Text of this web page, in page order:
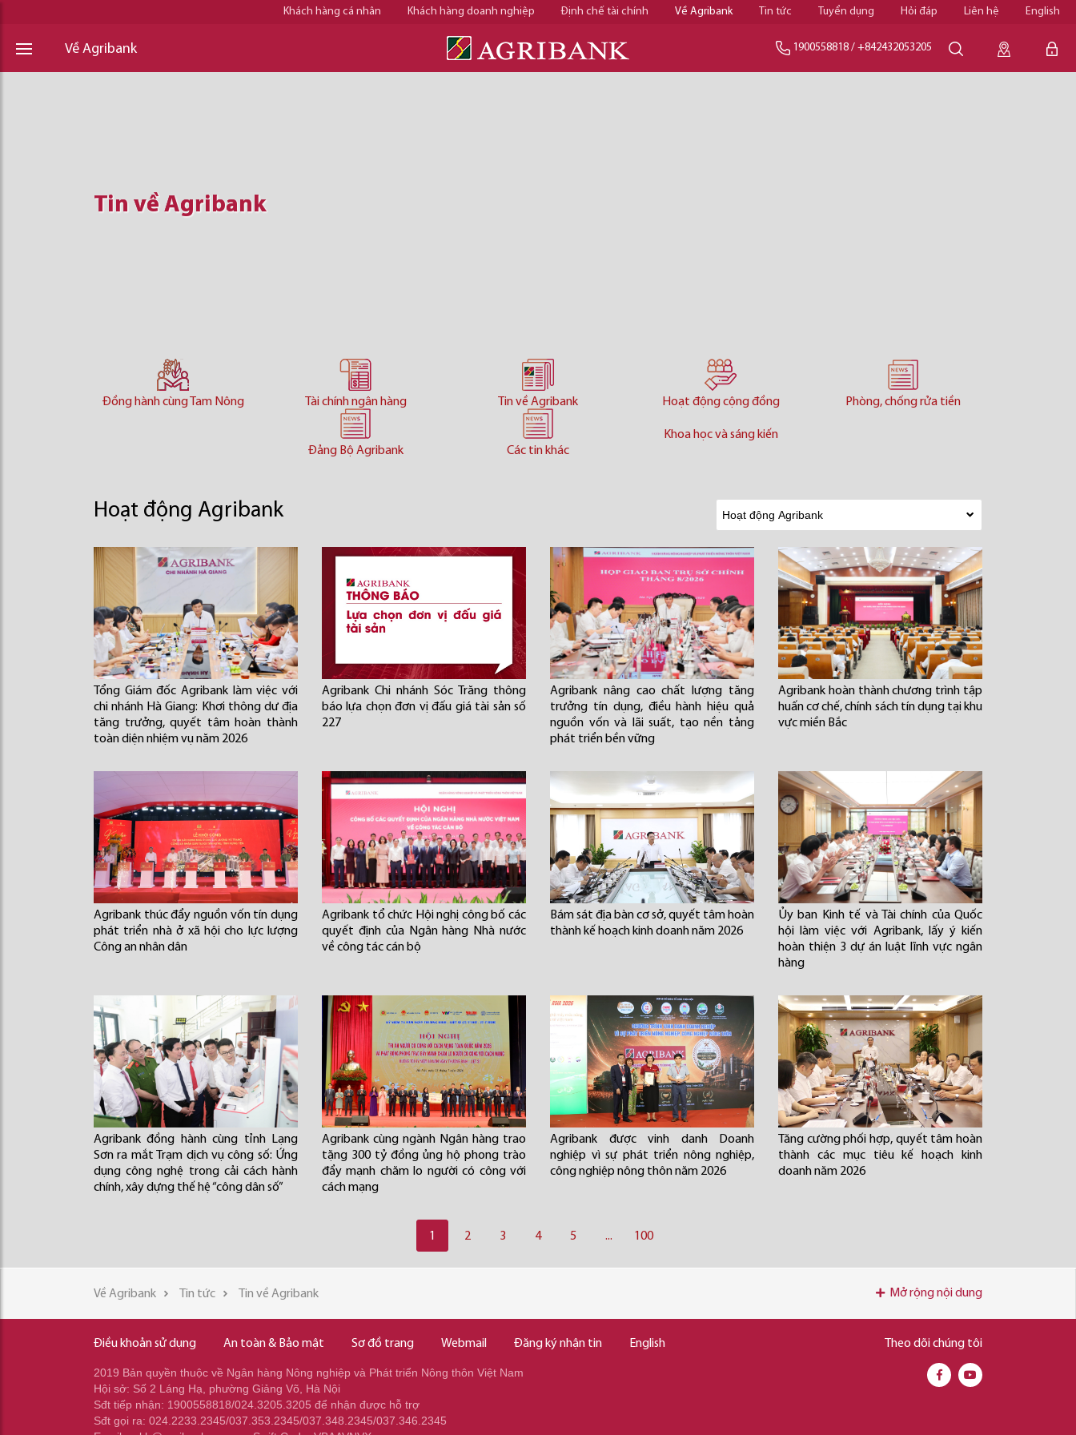
Khách hàng cá nhân Khách hàng doanh nghiệp Định chế tài chính Về Agribank Tin tức Tuyển dụng Hỏi đáp Liên hệ English
Về Agribank 1900558818 / +842432053205
Tin về Agribank
Tin về Agribank
Tin về Agribank
Đồng hành cùng Tam Nông Tài chính ngân hàng Tin về Agribank Hoạt động cộng đồng Phòng, chống rửa tiền
Đảng Bộ Agribank Các tin khác
Khoa học và sáng kiến
Hoạt động Agribank
Tổng Giám đốc Agribank làm việc với
chi nhánh Hà Giang: Khơi thông dư địa
tăng trưởng, quyết tâm hoàn thành
toàn diện nhiệm vụ năm 2026
Agribank Chi nhánh Sóc Trăng thông
báo lựa chọn đơn vị đấu giá tài sản số
227
Agribank nâng cao chất lượng tăng
trưởng tín dụng, điều hành hiệu quả
nguồn vốn và lãi suất, tạo nền tảng
phát triển bền vững
Agribank hoàn thành chương trình tập
huấn cơ chế, chính sách tín dụng tại khu
vực miền Bắc
Agribank thúc đẩy nguồn vốn tín dụng
phát triển nhà ở xã hội cho lực lượng
Công an nhân dân
Agribank tổ chức Hội nghị công bố các
quyết định của Ngân hàng Nhà nước
về công tác cán bộ
Bám sát địa bàn cơ sở, quyết tâm hoàn
thành kế hoạch kinh doanh năm 2026
Ủy ban Kinh tế và Tài chính của Quốc
hội làm việc với Agribank, lấy ý kiến
hoàn thiện 3 dự án luật lĩnh vực ngân
hàng
Agribank đồng hành cùng tỉnh Lạng
Sơn ra mắt Trạm dịch vụ công số: Ứng
dụng công nghệ trong cải cách hành
chính, xây dựng thế hệ “công dân số”
Agribank cùng ngành Ngân hàng trao
tặng 300 tỷ đồng ủng hộ phong trào
đẩy mạnh chăm lo người có công với
cách mạng
Agribank được vinh danh Doanh
nghiệp vì sự phát triển nông nghiệp,
công nghiệp nông thôn năm 2026
Tăng cường phối hợp, quyết tâm hoàn
thành các mục tiêu kế hoạch kinh
doanh năm 2026
1 2 3 4 5 ... 100
Về Agribank Tin tức Tin về Agribank Mở rộng nội dung
Điều khoản sử dụng An toàn & Bảo mật Sơ đồ trang Webmail Đăng ký nhận tin English
2019 Bản quyền thuộc về Ngân hàng Nông nghiệp và Phát triển Nông thôn Việt Nam
Hội sở: Số 2 Láng Hạ, phường Giảng Võ, Hà Nội
Sđt tiếp nhận: 1900558818/024.3205.3205 để nhận được hỗ trợ
Sđt gọi ra: 024.2233.2345/037.353.2345/037.348.2345/037.346.2345
Theo dõi chúng tôi